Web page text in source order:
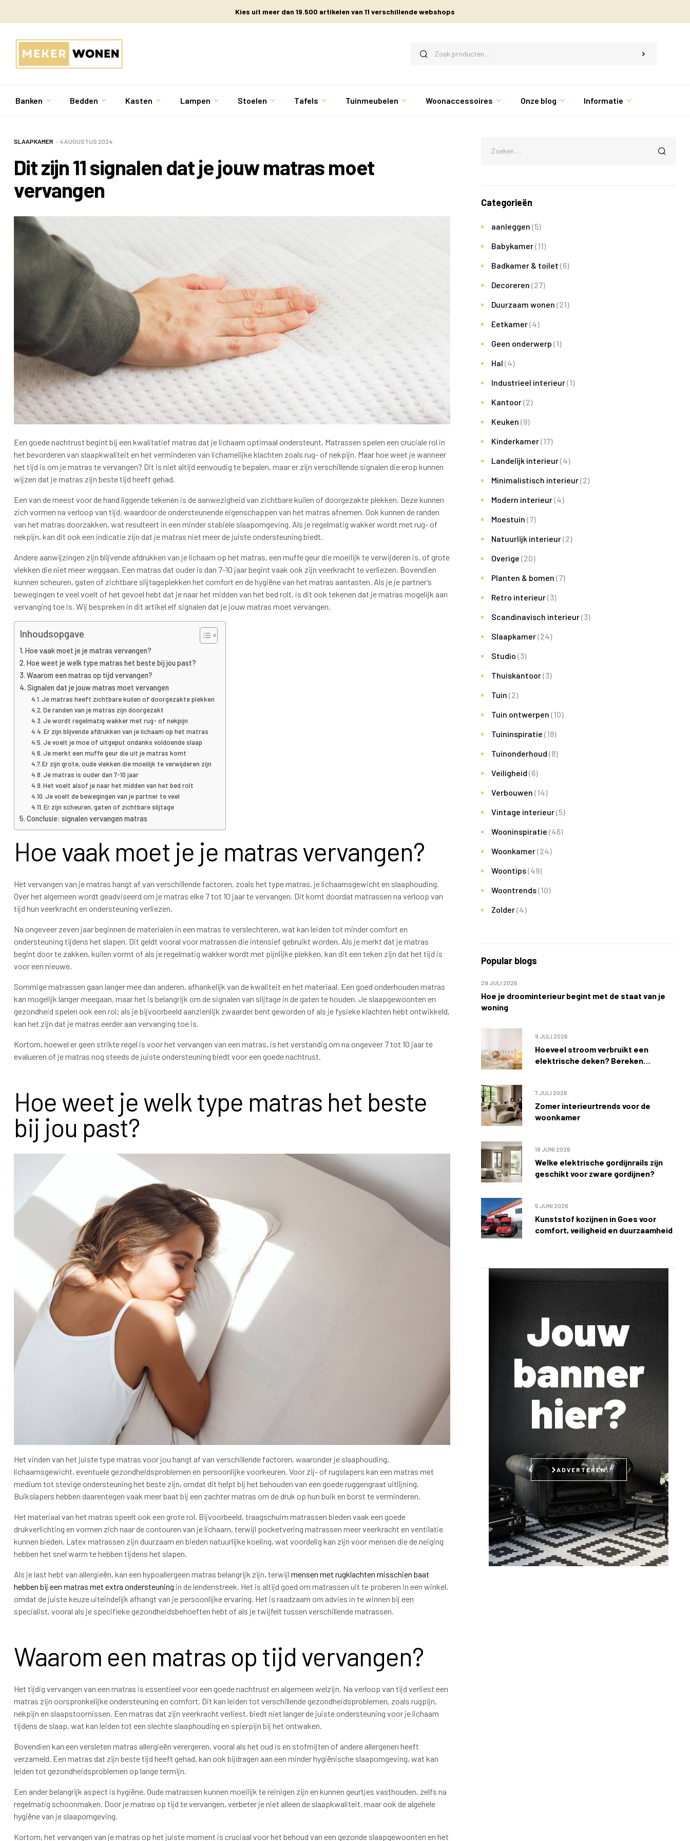
Kies uit meer dan 19.500 artikelen van 11 verschillende webshops
Banken Bedden Kasten Lampen Stoelen Tafels Tuinmeubelen Woonaccessoires Onze blog Informatie
SLAAPKAMER 4 AUGUSTUS 2024
Dit zijn 11 signalen dat je jouw matras moet
vervangen
Een goede nachtrust begint bij een kwalitatief matras dat je lichaam optimaal ondersteunt. Matrassen spelen een cruciale rol in
het bevorderen van slaapkwaliteit en het verminderen van lichamelijke klachten zoals rug- of nekpijn. Maar hoe weet je wanneer
het tijd is om je matras te vervangen? Dit is niet altijd eenvoudig te bepalen, maar er zijn verschillende signalen die erop kunnen
wijzen dat je matras zijn beste tijd heeft gehad.
Een van de meest voor de hand liggende tekenen is de aanwezigheid van zichtbare kuilen of doorgezakte plekken. Deze kunnen
zich vormen na verloop van tijd, waardoor de ondersteunende eigenschappen van het matras afnemen. Ook kunnen de randen
van het matras doorzakken, wat resulteert in een minder stabiele slaapomgeving. Als je regelmatig wakker wordt met rug- of
nekpijn, kan dit ook een indicatie zijn dat je matras niet meer de juiste ondersteuning biedt.
Andere aanwijzingen zijn blijvende afdrukken van je lichaam op het matras, een muffe geur die moeilijk te verwijderen is, of grote
vlekken die niet meer weggaan. Een matras dat ouder is dan 7-10 jaar begint vaak ook zijn veerkracht te verliezen. Bovendien
kunnen scheuren, gaten of zichtbare slijtageplekken het comfort en de hygiëne van het matras aantasten. Als je je partner’s
bewegingen te veel voelt of het gevoel hebt dat je naar het midden van het bed rolt, is dit ook tekenen dat je matras mogelijk aan
vervanging toe is. Wij bespreken in dit artikel elf signalen dat je jouw matras moet vervangen.
Inhoudsopgave
Hoe vaak moet je je matras vervangen?
Hoe weet je welk type matras het beste bij jou past?
Waarom een matras op tijd vervangen?
Signalen dat je jouw matras moet vervangen
Je matras heeft zichtbare kuilen of doorgezakte plekken
De randen van je matras zijn doorgezakt
Je wordt regelmatig wakker met rug- of nekpijn
Er zijn blijvende afdrukken van je lichaam op het matras
Je voelt je moe of uitgeput ondanks voldoende slaap
Je merkt een muffe geur die uit je matras komt
Er zijn grote, oude vlekken die moeilijk te verwijderen zijn
Je matras is ouder dan 7-10 jaar
Het voelt alsof je naar het midden van het bed rolt
Je voelt de bewegingen van je partner te veel
Er zijn scheuren, gaten of zichtbare slijtage
Conclusie: signalen vervangen matras
Hoe vaak moet je je matras vervangen?
Het vervangen van je matras hangt af van verschillende factoren, zoals het type matras, je lichaamsgewicht en slaaphouding.
Over het algemeen wordt geadviseerd om je matras elke 7 tot 10 jaar te vervangen. Dit komt doordat matrassen na verloop van
tijd hun veerkracht en ondersteuning verliezen.
Na ongeveer zeven jaar beginnen de materialen in een matras te verslechteren, wat kan leiden tot minder comfort en
ondersteuning tijdens het slapen. Dit geldt vooral voor matrassen die intensief gebruikt worden. Als je merkt dat je matras
begint door te zakken, kuilen vormt of als je regelmatig wakker wordt met pijnlijke plekken, kan dit een teken zijn dat het tijd is
voor een nieuwe.
Sommige matrassen gaan langer mee dan anderen, afhankelijk van de kwaliteit en het materiaal. Een goed onderhouden matras
kan mogelijk langer meegaan, maar het is belangrijk om de signalen van slijtage in de gaten te houden. Je slaapgewoonten en
gezondheid spelen ook een rol; als je bijvoorbeeld aanzienlijk zwaarder bent geworden of als je fysieke klachten hebt ontwikkeld,
kan het zijn dat je matras eerder aan vervanging toe is.
Kortom, hoewel er geen strikte regel is voor het vervangen van een matras, is het verstandig om na ongeveer 7 tot 10 jaar te
evalueren of je matras nog steeds de juiste ondersteuning biedt voor een goede nachtrust.
Hoe weet je welk type matras het beste
bij jou past?
Het vinden van het juiste type matras voor jou hangt af van verschillende factoren, waaronder je slaaphouding,
lichaamsgewicht, eventuele gezondheidsproblemen en persoonlijke voorkeuren. Voor zij- of rugslapers kan een matras met
medium tot stevige ondersteuning het beste zijn, omdat dit helpt bij het behouden van een goede ruggengraat uitlijning.
Buikslapers hebben daarentegen vaak meer baat bij een zachter matras om de druk op hun buik en borst te verminderen.
Het materiaal van het matras speelt ook een grote rol. Bijvoorbeeld, traagschuim matrassen bieden vaak een goede
drukverlichting en vormen zich naar de contouren van je lichaam, terwijl pocketvering matrassen meer veerkracht en ventilatie
kunnen bieden. Latex matrassen zijn duurzaam en bieden natuurlijke koeling, wat voordelig kan zijn voor mensen die de neiging
hebben het snel warm te hebben tijdens het slapen.
Als je last hebt van allergieën, kan een hypoallergeen matras belangrijk zijn, terwijl mensen met rugklachten misschien baat
hebben bij een matras met extra ondersteuning in de lendenstreek. Het is altijd goed om matrassen uit te proberen in een winkel,
omdat de juiste keuze uiteindelijk afhangt van je persoonlijke ervaring. Het is raadzaam om advies in te winnen bij een
specialist, vooral als je specifieke gezondheidsbehoeften hebt of als je twijfelt tussen verschillende matrassen.
Waarom een matras op tijd vervangen?
Het tijdig vervangen van een matras is essentieel voor een goede nachtrust en algemeen welzijn. Na verloop van tijd verliest een
matras zijn oorspronkelijke ondersteuning en comfort. Dit kan leiden tot verschillende gezondheidsproblemen, zoals rugpijn,
nekpijn en slaapstoornissen. Een matras dat zijn veerkracht verliest, biedt niet langer de juiste ondersteuning voor je lichaam
tijdens de slaap, wat kan leiden tot een slechte slaaphouding en spierpijn bij het ontwaken.
Bovendien kan een versleten matras allergieën verergeren, vooral als het oud is en stofmijten of andere allergenen heeft
verzameld. Een matras dat zijn beste tijd heeft gehad, kan ook bijdragen aan een minder hygiënische slaapomgeving, wat kan
leiden tot gezondheidsproblemen op lange termijn.
Een ander belangrijk aspect is hygiëne. Oude matrassen kunnen moeilijk te reinigen zijn en kunnen geurtjes vasthouden, zelfs na
regelmatig schoonmaken. Door je matras op tijd te vervangen, verbeter je niet alleen de slaapkwaliteit, maar ook de algehele
hygiëne van je slaapomgeving.
Kortom, het vervangen van je matras op het juiste moment is cruciaal voor het behoud van een gezonde slaapgewoonten en het
Categorieën
aanleggen (5)
Babykamer(11)
Badkamer & toilet (6)
Decoreren (27)
Duurzaam wonen (21)
Eetkamer(4)
Geen onderwerp (1)
Hal (4)
Industrieel interieur(1)
Kantoor(2)
Keuken (9)
Kinderkamer(17)
Landelijk interieur(4)
Minimalistisch interieur(2)
Modern interieur(4)
Moestuin (7)
Natuurlijk interieur(2)
Overige (20)
Planten & bomen (7)
Retro interieur(3)
Scandinavisch interieur(3)
Slaapkamer(24)
Studio (3)
Thuiskantoor(3)
Tuin (2)
Tuin ontwerpen (10)
Tuininspiratie (18)
Tuinonderhoud (8)
Veiligheid (6)
Verbouwen (14)
Vintage interieur(5)
Wooninspiratie (46)
Woonkamer(24)
Woontips(49)
Woontrends(10)
Zolder(4)
Popular blogs
Hoe je droominterieur begint met de staat van je
woning
29 JULI 2026
Hoeveel stroom verbruikt een
elektrische deken? Bereken
9 JULI 2026
Zomer interieurtrends voor de
woonkamer
7 JULI 2026
Welke elektrische gordijnrails zijn
geschikt voor zware gordijnen?
18 JUNI 2026
Kunststof kozijnen in Goes voor
comfort, veiligheid en duurzaamheid
5 JUNI 2026
Jouw
banner
hier?
ADVERTEREN